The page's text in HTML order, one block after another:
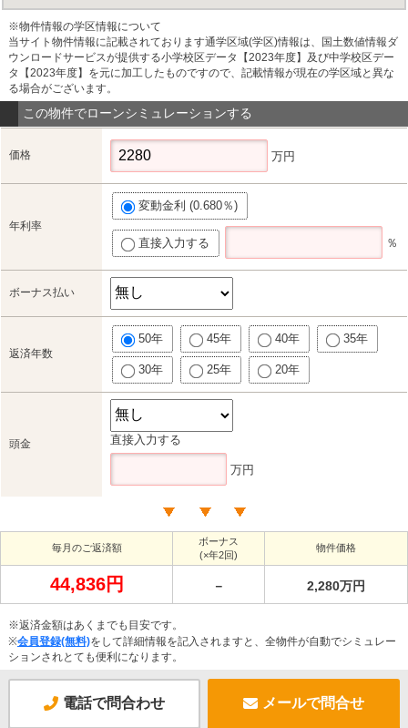
※物件情報の学区情報について
当サイト物件情報に記載されております通学区域(学区)情報は、国土数値情報ダ
ウンロードサービスが提供する小学校区データ【2023年度】及び中学校区デー
タ【2023年度】を元に加工したものですので、記載情報が現在の学区域と異な
る場合がございます。
この物件でローンシミュレーションする
価格 万円
年利率
変動金利 (0.680％)
直接入力する ％
ボーナス払い
返済年数
50年 45年 40年 35年
30年 25年 20年
頭金 直接入力する
万円
毎月のご返済額
ボーナス
(×年2回)
物件価格
44,836円 － 2,280万円
※返済金額はあくまでも目安です。
※会員登録(無料)をして詳細情報を記入されますと、全物件が自動でシミュレー
ションされとても便利になります。
電話で問合わせ メールで問合せ